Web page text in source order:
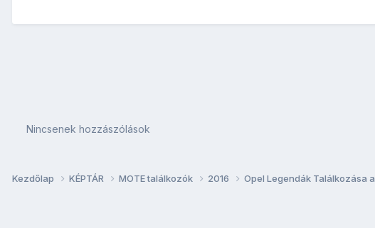
Nincsenek hozzászólások
Kezdőlap KÉPTÁR MOTE találkozók 2016 Opel Legendák Találkozása